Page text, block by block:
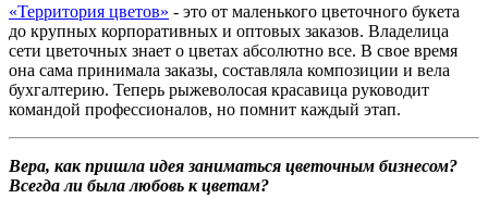
«Территория цветов» - это от маленького цветочного букета
до крупных корпоративных и оптовых заказов. Владелица
сети цветочных знает о цветах абсолютно все. В свое время
она сама принимала заказы, составляла композиции и вела
бухгалтерию. Теперь рыжеволосая красавица руководит
командой профессионалов, но помнит каждый этап.
Вера, как пришла идея заниматься цветочным бизнесом?
Всегда ли была любовь к цветам?